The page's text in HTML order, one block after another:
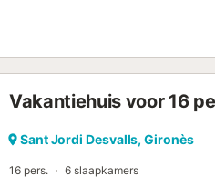
barbecue. Het pand heeft een
parkeerplaatsen beschikbaar in
voor meer informatie over
Vakantiehuis voor 16
Sant Jordi Desvalls, Gironès
16 pers. 6 slaapkamers